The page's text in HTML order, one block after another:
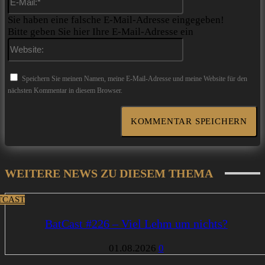
Sie haben eine falsche E-Mail-Adresse eingegeben!
Bitte geben Sie hier Ihre E-Mail-Adresse ein
Speichern Sie meinen Namen, meine E-Mail-Adresse und meine Website für den
nächsten Kommentar in diesem Browser.
WEITERE NEWS ZU DIESEM THEMA
BatCast #226 – Viel Lehm um nichts?
01.08.2026 0